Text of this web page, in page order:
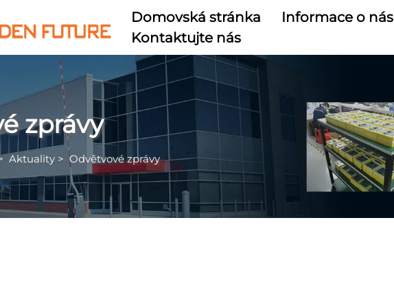
Domovská stránka Informace o nás
Kontaktujte nás
zprávy
Aktuality >Odvětvové zprávy